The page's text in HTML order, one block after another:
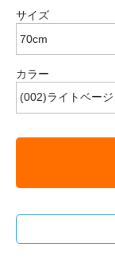
サイズ
カラー